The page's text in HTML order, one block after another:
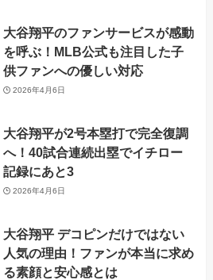
大谷翔平のファンサービスが感動
を呼ぶ！MLB公式も注目した子
供ファンへの優しい対応
2026年4月6日
大谷翔平が2号本塁打で完全復調
へ！40試合連続出塁でイチロー
記録にあと3
2026年4月6日
大谷翔平 デコピンだけではない
人気の理由！ファンが本当に求め
る素顔と安心感とは